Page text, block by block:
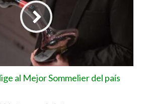
al Mejor Sommelier del país